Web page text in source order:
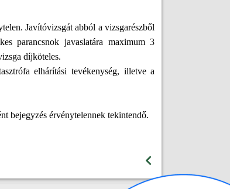
Javítóvizsgát abból a vizsgarészből
parancsnok javaslatára maximum 3
díjköteles.
elhárítási tevékenység, illetve a
bejegyzés érvénytelennek tekintendő.